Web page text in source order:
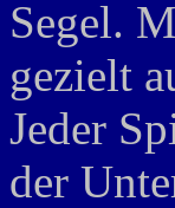
Segel.
gezielt
Jeder
der